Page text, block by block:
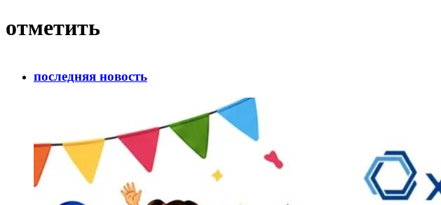
отметить
последняя новость